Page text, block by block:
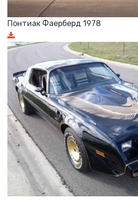
Понтиак Фаерберд 1978